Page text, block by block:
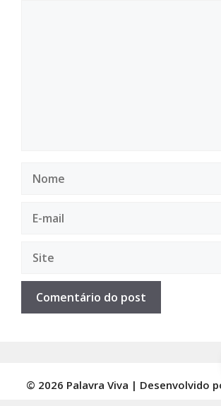
mail
© 2026 Palavra Viva | Desenvolvido